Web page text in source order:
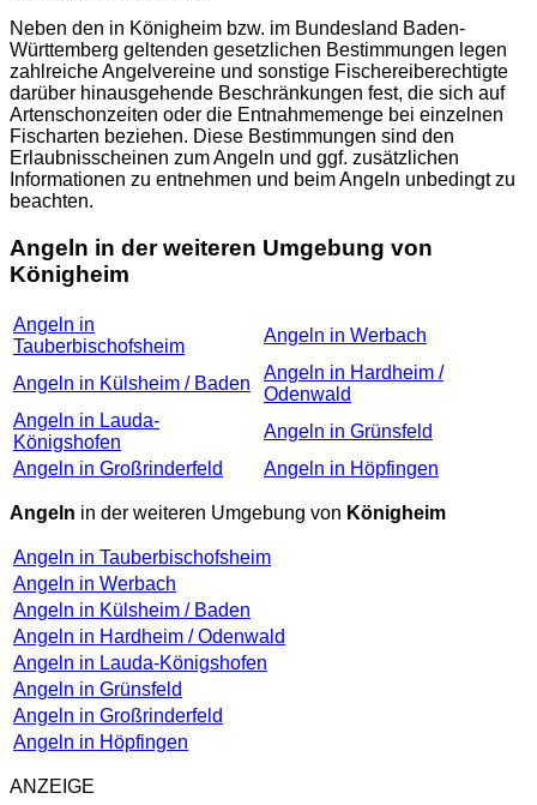
Neben den in Königheim bzw. im Bundesland Baden-
Württemberg geltenden gesetzlichen Bestimmungen legen
zahlreiche Angelvereine und sonstige Fischereiberechtigte
darüber hinausgehende Beschränkungen fest, die sich auf
Artenschonzeiten oder die Entnahmemenge bei einzelnen
Fischarten beziehen. Diese Bestimmungen sind den
Erlaubnisscheinen zum Angeln und ggf. zusätzlichen
Informationen zu entnehmen und beim Angeln unbedingt zu
beachten.
Angeln in der weiteren Umgebung von
Königheim
Angeln in
Tauberbischofsheim
Angeln in Werbach
Angeln in Külsheim / Baden
Angeln in Hardheim /
Odenwald
Angeln in Lauda-
Königshofen
Angeln in Grünsfeld
Angeln in Großrinderfeld
Angeln in Höpfingen
Angeln in der weiteren Umgebung von Königheim
Angeln in Tauberbischofsheim
Angeln in Werbach
Angeln in Külsheim / Baden
Angeln in Hardheim / Odenwald
Angeln in Lauda-Königshofen
Angeln in Grünsfeld
Angeln in Großrinderfeld
Angeln in Höpfingen
ANZEIGE